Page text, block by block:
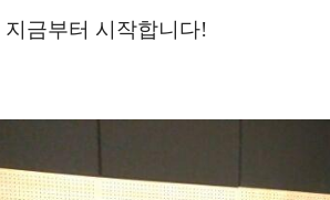
지금부터 시작합니다!